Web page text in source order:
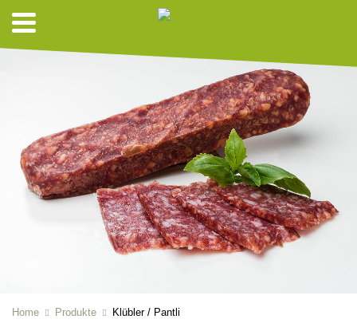
Home Produkte Klübler / Pantli